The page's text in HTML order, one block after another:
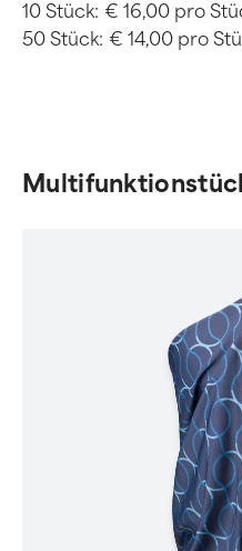
10 Stück: € 16,00 pro
50 Stück: € 14,00 pro